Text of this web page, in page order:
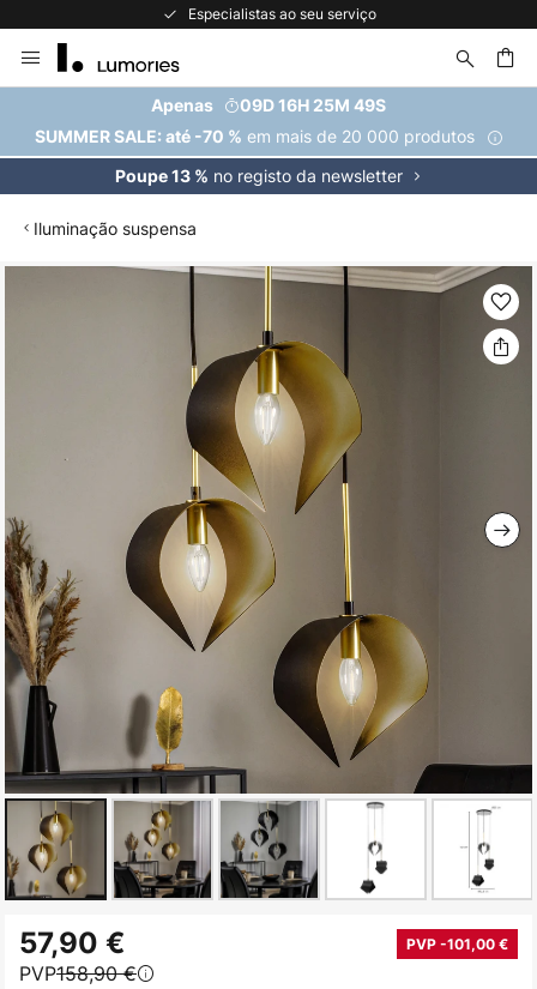
Especialistas ao seu serviço
para
Conteúdo
Apenas
09D 16H 25M 48S
SUMMER SALE: até -70 % em mais de 20 000 produtos
Poupe 13 % no registo da newsletter
Iluminação suspensa
para
57,90 € PVP -101,00 €
PVP158,90 €